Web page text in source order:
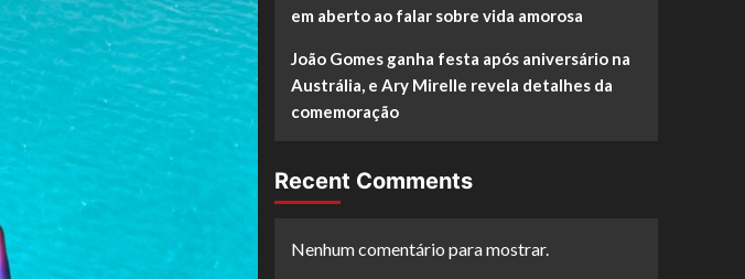
em aberto ao falar sobre vida amorosa
João Gomes ganha festa após aniversário na
Austrália, e Ary Mirelle revela detalhes da
comemoração
Recent Comments
Nenhum comentário para mostrar.